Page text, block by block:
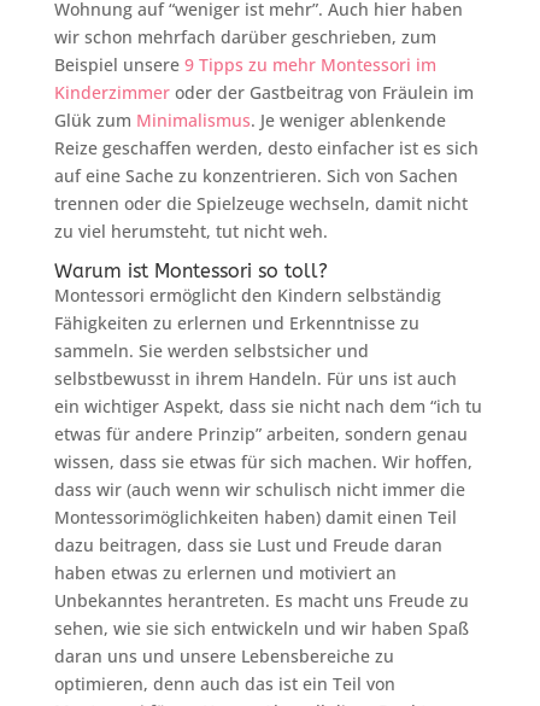
Wohnung auf “weniger ist mehr”. Auch hier haben
wir schon mehrfach darüber geschrieben, zum
Beispiel unsere 9 Tipps zu mehr Montessori im
Kinderzimmeroder der Gastbeitrag von Fräulein im
Glük zum Minimalismus. Je weniger ablenkende
Reize geschaffen werden, desto einfacher ist es sich
auf eine Sache zu konzentrieren. Sich von Sachen
trennen oder die Spielzeuge wechseln, damit nicht
zu viel herumsteht, tut nicht weh.
Warum ist Montessori so toll?
Montessori ermöglicht den Kindern selbständig
Fähigkeiten zu erlernen und Erkenntnisse zu
sammeln. Sie werden selbstsicher und
selbstbewusst in ihrem Handeln. Für uns ist auch
ein wichtiger Aspekt, dass sie nicht nach dem “ich tu
etwas für andere Prinzip” arbeiten, sondern genau
wissen, dass sie etwas für sich machen. Wir hoffen,
dass wir (auch wenn wir schulisch nicht immer die
Montessorimöglichkeiten haben) damit einen Teil
dazu beitragen, dass sie Lust und Freude daran
haben etwas zu erlernen und motiviert an
Unbekanntes herantreten. Es macht uns Freude zu
sehen, wie sie sich entwickeln und wir haben Spaß
daran uns und unsere Lebensbereiche zu
optimieren, denn auch das ist ein Teil von